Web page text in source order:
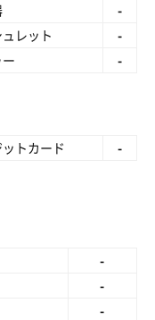
-
レット
-
-
トカード
-
-
-
-